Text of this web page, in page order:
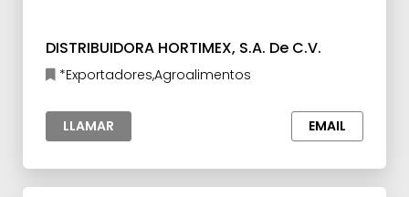
DISTRIBUIDORA HORTIMEX, S.A. De C.V.
*Exportadores,Agroalimentos
LLAMAR EMAIL